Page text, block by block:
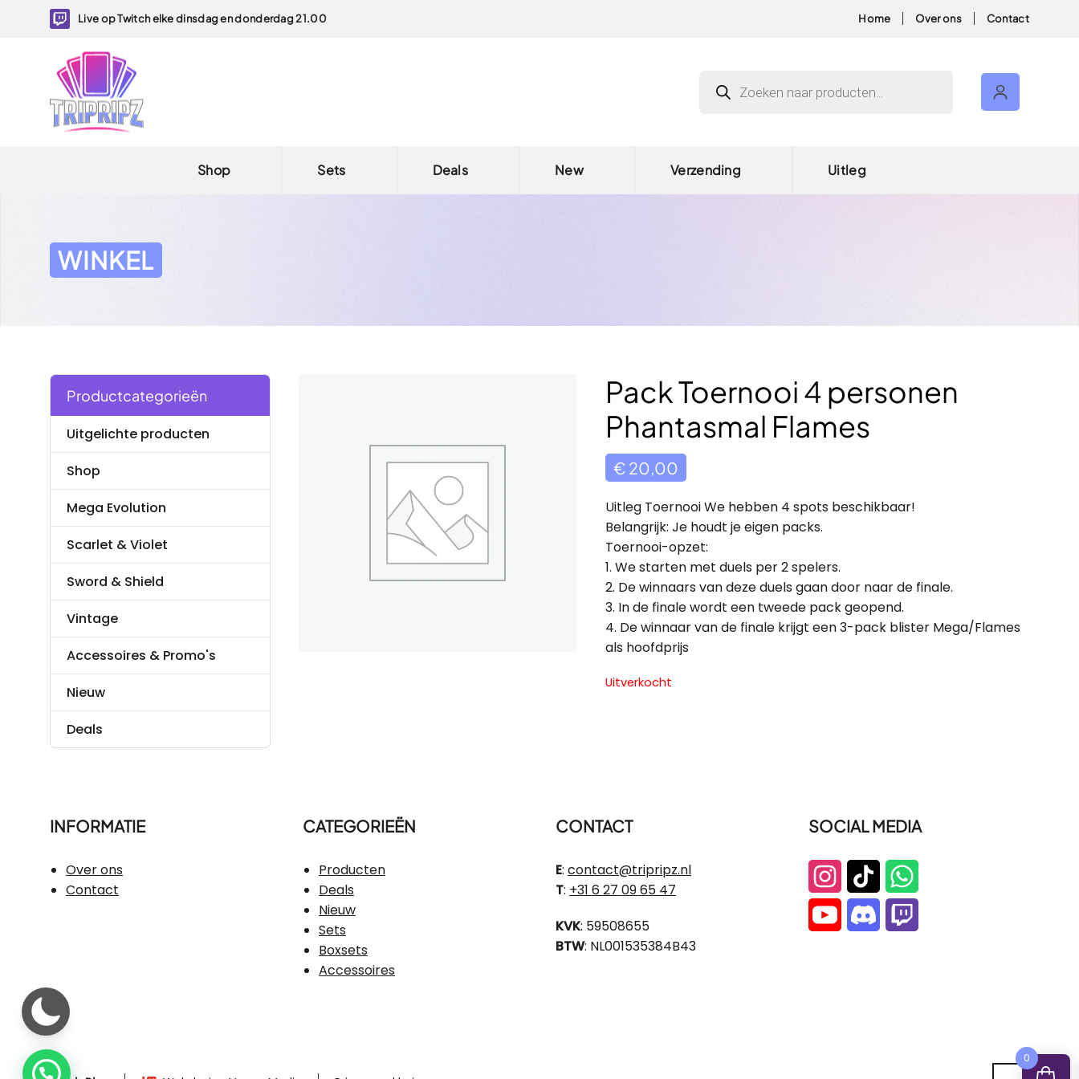
Live op Twitch elke dinsdag en donderdag 21.00 Home Over ons Contact
Shop Sets Deals New Verzending Uitleg
WINKEL
Pack Toernooi 4 personen
Phantasmal Flames
€ 20,00
Uitleg Toernooi We hebben 4 spots beschikbaar!
Belangrijk: Je houdt je eigen packs.
Toernooi-opzet:
1. We starten met duels per 2 spelers.
2. De winnaars van deze duels gaan door naar de finale.
3. In de finale wordt een tweede pack geopend.
4. De winnaar van de finale krijgt een 3-pack blister Mega/Flames
als hoofdprijs
Uitverkocht
Productcategorieën
Uitgelichte producten
Shop
Mega Evolution
Scarlet & Violet
Sword & Shield
Vintage
Accessoires & Promo's
Nieuw
Deals
INFORMATIE
Over ons
Contact
CATEGORIEËN
Producten
Deals
Nieuw
Sets
Boxsets
Accessoires
CONTACT
E: contact@tripripz.nl
T: +31 6 27 09 65 47
KVK: 59508655
BTW: NL001535384B43
SOCIAL MEDIA
0